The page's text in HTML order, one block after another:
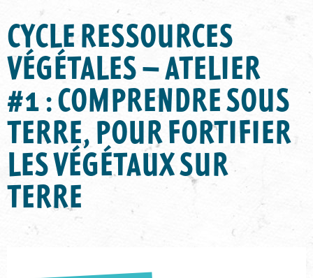
CYCLE RESSOURCES
VÉGÉTALES – ATELIER
#1 : COMPRENDRE SOUS
TERRE, POUR FORTIFIER
LES VÉGÉTAUX SUR
TERRE